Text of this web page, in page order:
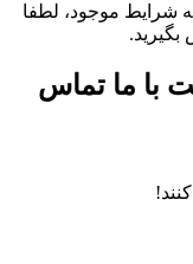
شرایط موجود، لطفا
با ما تماس